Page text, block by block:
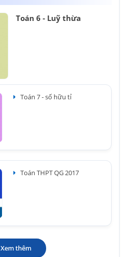
Toán 6 - Luỹ thừa
Toán 7 - số hữu tỉ
Toán THPT QG 2017
Xem thêm